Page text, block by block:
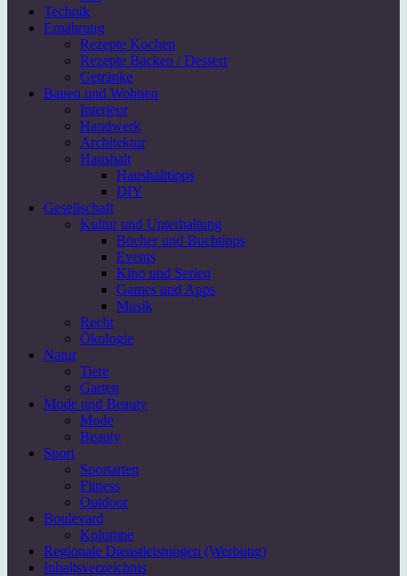
Technik
Ernährung
Rezepte Kochen
Rezepte Backen / Dessert
Getränke
Bauen und Wohnen
Interieur
Handwerk
Architektur
Haushalt
Haushalttipps
DIY
Gesellschaft
Kultur und Unterhaltung
Bücher und Buchtipps
Events
Kino und Serien
Games und Apps
Musik
Recht
Ökologie
Natur
Tiere
Garten
Mode und Beauty
Mode
Beauty
Sport
Sportarten
Fitness
Outdoor
Boulevard
Kolumne
Regionale Dienstleistungen (Werbung)
Inhaltsverzeichnis